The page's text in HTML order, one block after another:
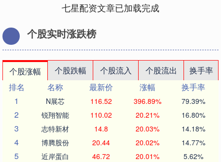
七星配资文章已加载完成
个股实时涨跌榜
个股涨幅 个股跌幅 个股流入 个股流出
换手率
排名
名称 最新价 涨幅
换手率
1
N展芯 116.52 396.89% 79.39%
2 锐翔智能 110.02 20.21% 16.80%
3 志特新材 14.8 20.03% 14.18%
4 博腾股份 20.44 20.02% 14.77%
5 近岸蛋白 46.72 20.01% 5.62%